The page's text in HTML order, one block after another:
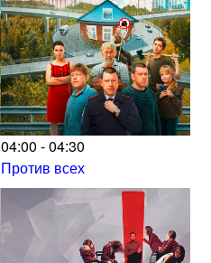
04:00 - 04:30
Против всех